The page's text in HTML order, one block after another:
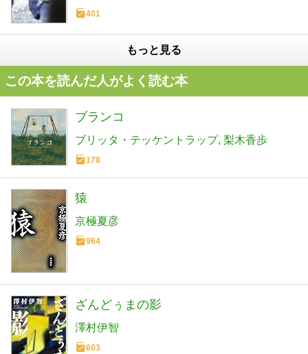
401
もっと見る
この本を読んだ人がよく読む本
ブランコ
ブリッタ・テッケントラップ 梨木香歩
178
猿
京極夏彦
964
ざんどぅまの影
澤村伊智
603